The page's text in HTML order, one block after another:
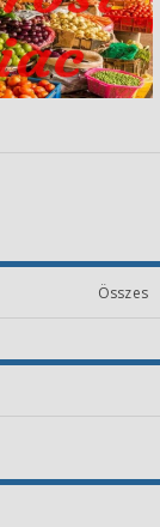
Összes